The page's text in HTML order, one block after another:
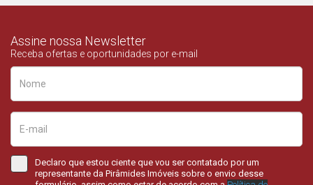
Assine nossa Newsletter
Receba ofertas e oportunidades por e-mail
Declaro que estou ciente que vou ser contatado por um
representante da Pirâmides Imóveis sobre o envio desse